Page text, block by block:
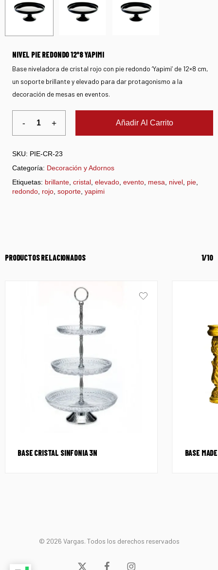
NIVEL PIE REDONDO 12*8 YAPIMI
Base niveladora de cristal rojo con pie redondo ‘Yapimi’ de 12×8 cm,
un soporte brillante y elevado para dar protagonismo a la
decoración de mesas en eventos.
Añadir Al Carrito
SKU: PIE-CR-23
Categoría: Decoración y Adornos
Etiquetas: brillante cristal elevado evento mesa nivel pie
redondo rojo soporte yapimi
PRODUCTOS RELACIONADOS 1/10
BASE CRISTAL SINFONIA 3N BASE
© 2026 Vargas. Todos los derechos reservados
x- facebookinstagram